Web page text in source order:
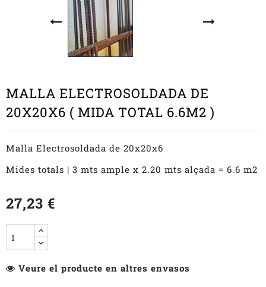
MALLA ELECTROSOLDADA DE
20X20X6 ( MIDA TOTAL 6.6M2 )
Malla Electrosoldada de 20x20x6
Mides totals | 3 mts ample x 2.20 mts alçada = 6.6 m2
27,23 €
Veure el producte en altres envasos